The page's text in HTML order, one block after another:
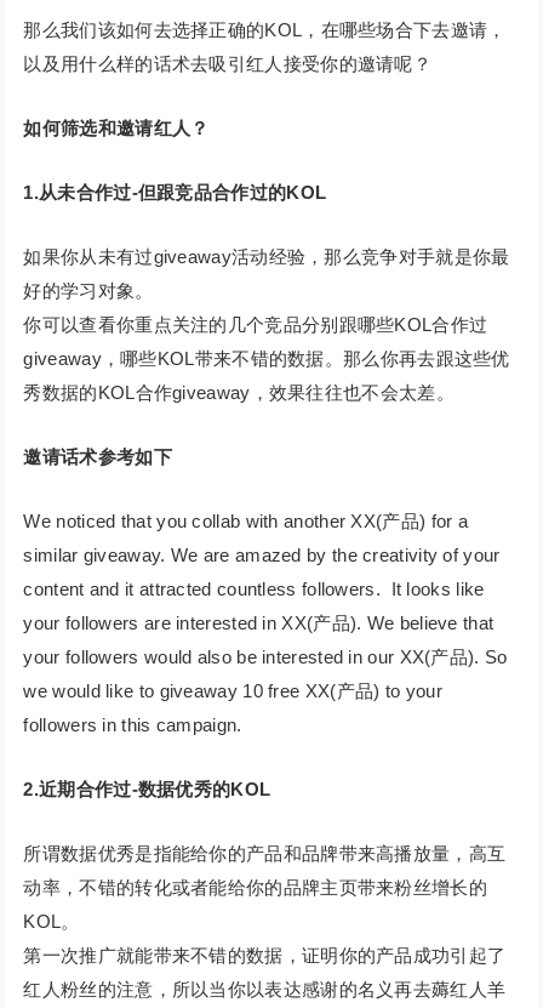
那么我们该如何去选择正确的KOL，在哪些场合下去邀请，
以及用什么样的话术去吸引红人接受你的邀请呢？
如何筛选和邀请红人？
1.从未合作过-但跟竞品合作过的KOL
如果你从未有过giveaway活动经验，那么竞争对手就是你最
好的学习对象。
你可以查看你重点关注的几个竞品分别跟哪些KOL合作过
giveaway，哪些KOL带来不错的数据。那么你再去跟这些优
秀数据的KOL合作giveaway，效果往往也不会太差。
邀请话术参考如下
We noticed that you collab with another XX(产品) for a
similar giveaway. We are amazed by the creativity of your
content and it attracted countless followers. It looks like
your followers are interested in XX(产品). We believe that
your followers would also be interested in our XX(产品). So
we would like to giveaway 10 free XX(产品) to your
followers in this campaign.
2.近期合作过-数据优秀的KOL
所谓数据优秀是指能给你的产品和品牌带来高播放量，高互
动率，不错的转化或者能给你的品牌主页带来粉丝增长的
KOL。
第一次推广就能带来不错的数据，证明你的产品成功引起了
红人粉丝的注意，所以当你以表达感谢的名义再去薅红人羊